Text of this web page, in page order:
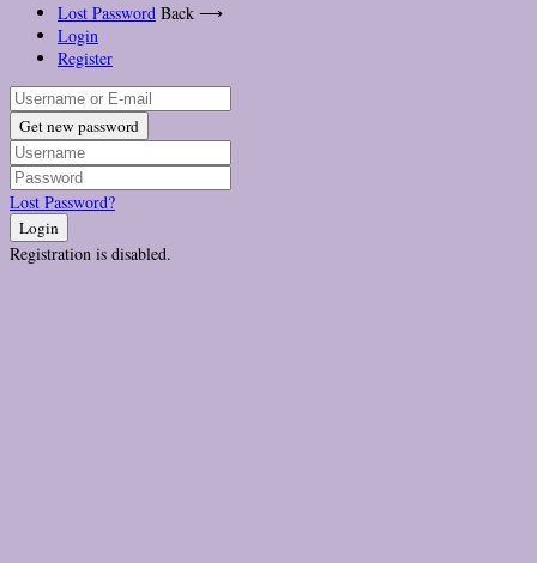
Lost Password Back ⟶
Login
Register
Get new password
Lost Password?
Login
Registration is disabled.